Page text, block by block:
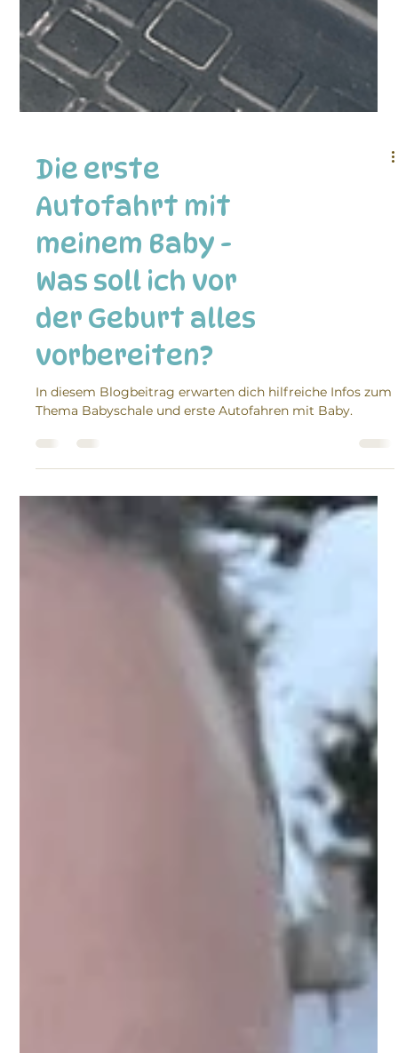
Die erste
Autofahrt mit
meinem Baby -
Was soll ich vor
der Geburt alles
vorbereiten?
In diesem Blogbeitrag erwarten dich hilfreiche Infos zum